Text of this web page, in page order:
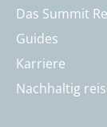
Das Summit
Guides
Karriere
Nachhaltig